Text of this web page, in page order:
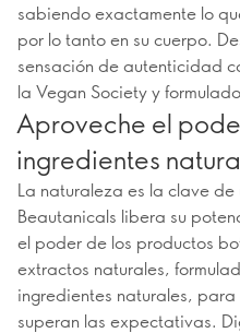
sabiendo exactamente lo
por lo tanto en su cuerpo.
sensación de autenticidad
la Vegan Society y
Aproveche el
ingredientes
La naturaleza es la clave
Beautanicals libera su
el poder de los productos
extractos naturales,
ingredientes naturales,
superan las expectativas.